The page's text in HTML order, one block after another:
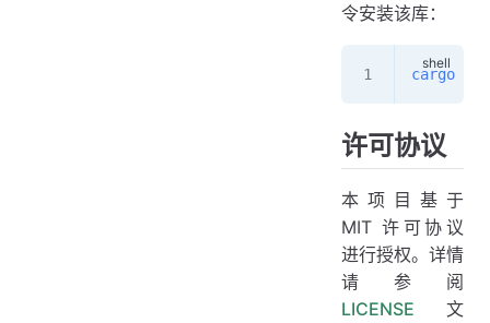
令安装该库：
cargo
许可协议
本项目基于
MIT 许可协议
进行授权。详情
请参阅
LICENSE 文